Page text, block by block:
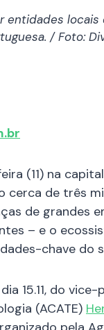
locais
/ Foto:
(11) na
cerca de três
de grandes
– e o
chave do
15.11, do
(ACATE)